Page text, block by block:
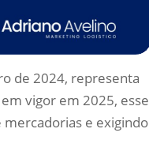
de 2024, representa
vigor em 2025, esse
e exigindo